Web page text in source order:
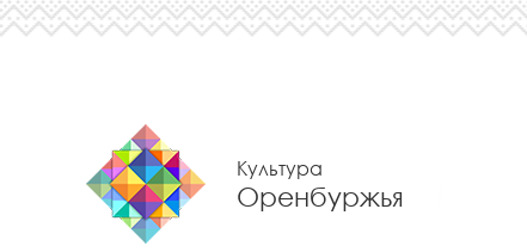
Культура
Оренбуржья